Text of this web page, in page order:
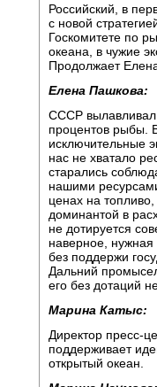
Российский, в
с новой
Госкомитете по
океана, в чужие
Продолжает
Елена Пашкова:
СССР вылавливал
процентов рыбы.
исключительные
нас не хватало
старались
нашими
ценах на
доминантой в
не дотируется
наверное,
без поддержи
Дальний
его без дотаций
Марина Катыс:
Директор пресс-
поддерживает
открытый океан.